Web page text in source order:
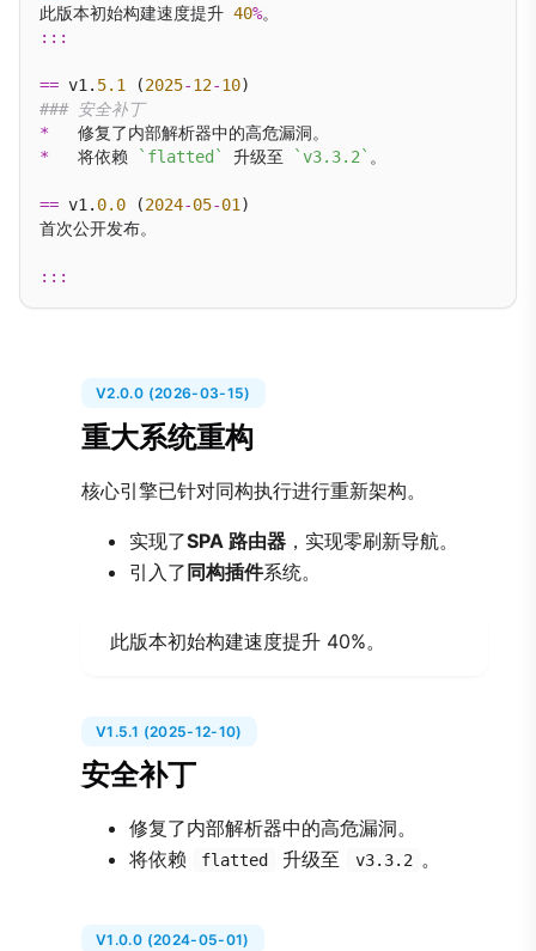
此版本初始构建速度提升 40%
:::
== v1. 5.1 (2025-12-10
### 安全补丁
*
*
   将依赖
`flatted` 升级至 `v3.3.2` 。
== v1. 0.0 (2024-05-01 )
首次公开发布。
:::
V2.0.0 (2026-03-15)
重大系统重构
核心引擎已针对同构执行进行重新架构。
实现了SPA 路由器 ，实现零刷新导航。
引入了同构插件系统。
此版本初始构建速度提升 40%。
V1.5.1 (2025-12-10)
安全补丁
修复了内部解析器中的高危漏洞。
将依赖
flatted 升级至 v3.3.2 。
V1.0.0 (2024-05-01)